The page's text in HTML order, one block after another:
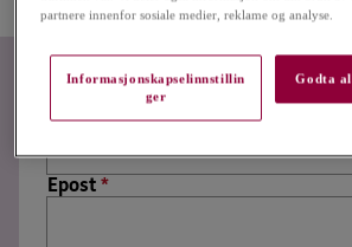
person.
Epost *
partnere innenfor sosiale medier, reklame og analyse.
Godta
Informasjonskapselinnstillin
ger